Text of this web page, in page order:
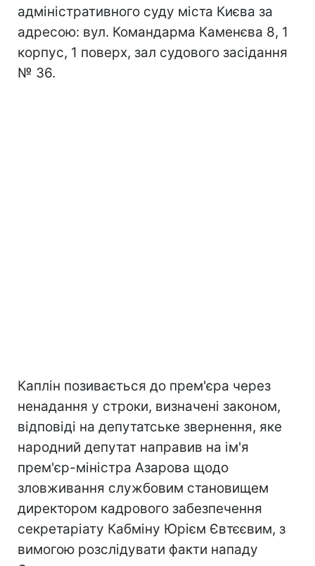
адміністративного суду міста Києва за
адресою: вул. Командарма Каменєва 8, 1
корпус, 1 поверх, зал судового засідання
№ 36.
Каплін позивається до прем'єра через
ненадання у строки, визначені законом,
відповіді на депутатське звернення, яке
народний депутат направив на ім'я
прем'єр-міністра Азарова щодо
зловживання службовим становищем
директором кадрового забезпечення
секретаріату Кабміну Юрієм Євтєєвим, з
вимогою розслідувати факти нападу